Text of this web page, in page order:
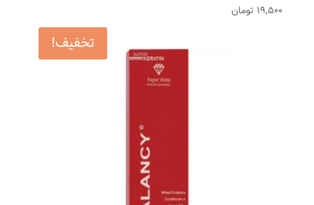
19,500 تومان
تخفیف!